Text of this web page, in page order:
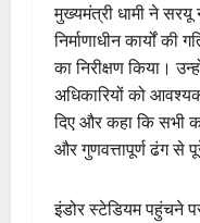
मुख्यमंत्री धामी ने
निर्माणाधीन कार्यों की
का निरीक्षण किया।
अधिकारियों को आवश्यक
दिए और कहा कि सभी
और गुणवत्तापूर्ण ढंग से
इंडोर स्टेडियम पहुंचने